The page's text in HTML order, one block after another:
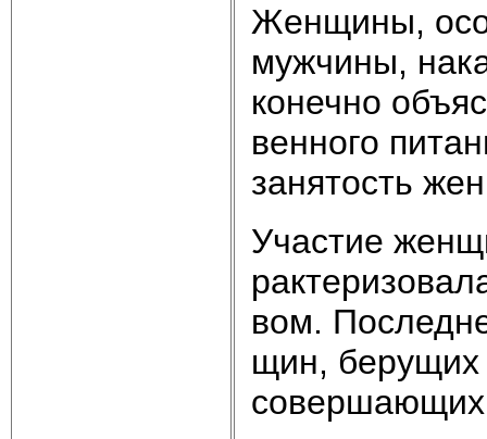
Жен­щи­ны,
муж­чи­ны,
ко­неч­но
вен­но­го
за­ня­тость
Уча­стие
вом.
щин, бе­ру­щих
со­вер­шаю­щих